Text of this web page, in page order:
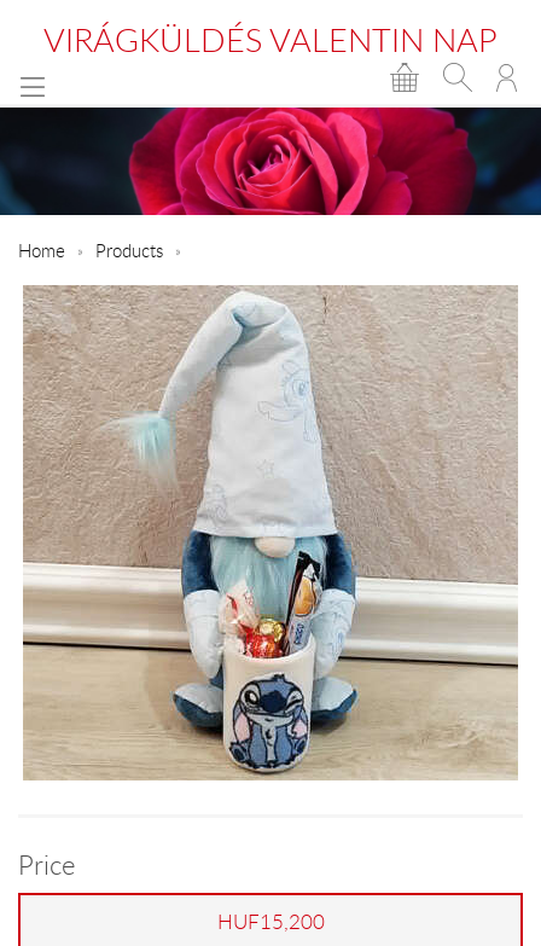
VIRÁGKÜLDÉS VALENTIN NAP
Home Products
Price
HUF15,200